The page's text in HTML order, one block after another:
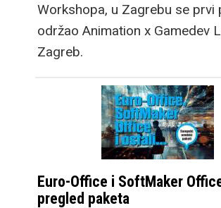
Workshopa, u Zagrebu se prvi
održao Animation x Gamedev
Zagreb.
Euro-Office i SoftMaker
pregled paketa